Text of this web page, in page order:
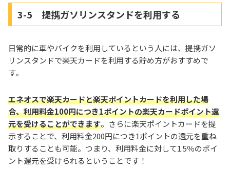
3-5 提携ガソリンスタンドを利用する
日常的に車やバイクを利用しているという人には、提携ガソ
リンスタンドで楽天カードを利用する貯め方がおすすめで
す。
エネオスで楽天カードと楽天ポイントカードを利用した場
合、利用料金100円につき1ポイントの楽天カードポイント還
元を受けることができます。さらに楽天ポイントカードを提
示することで、利用料金200円につき1ポイントの還元を重ね
取りすることも可能。つまり、利用料金に対して1.5％のポイ
ント還元を受けられるということです！